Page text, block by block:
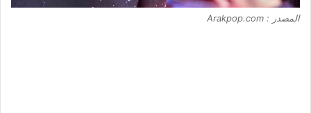
المصدر : Arakpop.com